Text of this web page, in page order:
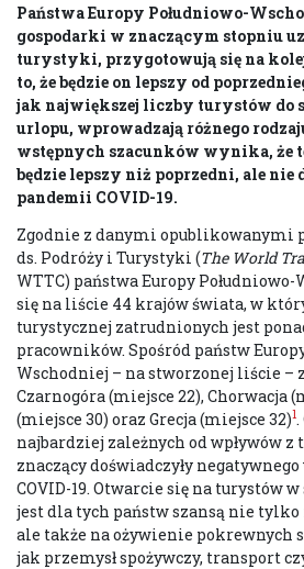
Państwa Europy Południowo-
gospodarki w znaczącym stopniu
turystyki, przygotowują się na
to, że będzie on lepszy od
jak największej liczby turystów do
urlopu, wprowadzają różnego
wstępnych szacunków wynika, że
będzie lepszy niż poprzedni, ale nie
pandemii COVID-19.
Zgodnie z danymi opublikowanymi
ds. Podróży i Turystyki (The World
WTTC) państwa Europy
się na liście 44 krajów świata, w
turystycznej zatrudnionych jest
pracowników. Spośród państw
Wschodniej – na stworzonej liście –
Czarnogóra (miejsce 22), Chorwacja
(miejsce 30) oraz Grecja (miejsce 32)1
najbardziej zależnych od wpływów z
znaczący doświadczyły
COVID-19. Otwarcie się na turystów
jest dla tych państw szansą nie tylko
ale także na ożywienie pokrewnych
jak przemysł spożywczy, transport